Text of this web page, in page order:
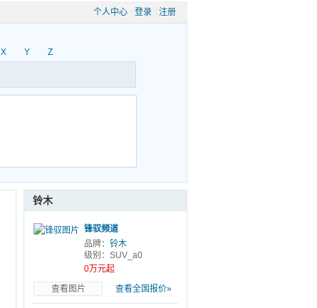
个人中心 登录 注册
X Y Z
铃木
锋驭频道
品牌： 铃木
级别：SUV_a0
0万元起
查看图片
查看全国报价»